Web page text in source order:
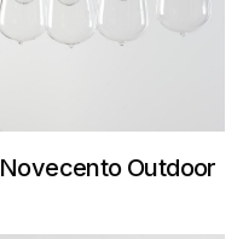
Novecento Outdoor